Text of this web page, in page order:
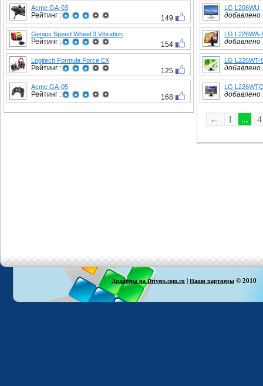
Acme GA-03
Рейтинг : 149
Genius Speed Wheel 3 Vibration
Рейтинг : 154
Logitech Formula Force EX
Рейтинг : 125
Acme GA-05
Рейтинг : 168
LG L206WU
добавлено
LG L226WA-
добавлено
LG L226WT-
добавлено
LG
добавлено
← 1 ... 4
Драйвера на Drivers.com.ru | Наши партнеры © 2010